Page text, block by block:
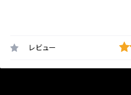
レビュー